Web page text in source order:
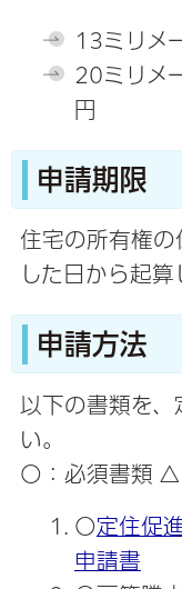
13ミリメ
20ミリメ
円
申請期限
住宅の所有権の
した日から起算
申請方法
以下の書類を、
い。
○：必須書類 △
○定住促
申請書